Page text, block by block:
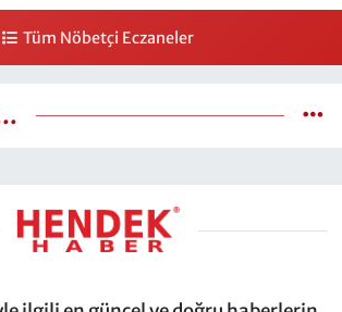
Tüm Nöbetçi Eczaneler